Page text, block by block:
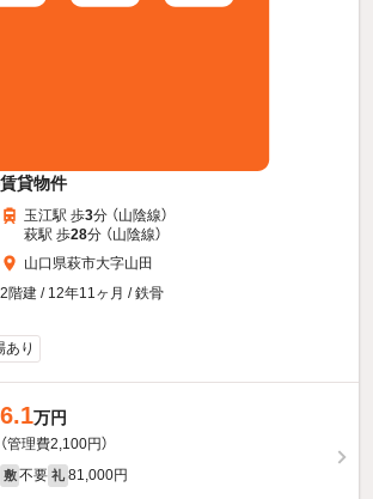
貸物件
玉江駅 歩3分 （山陰線）
萩駅 歩28分 （山陰線）
山口県萩市大字山田
2階建 / 12年11ヶ月 / 鉄骨
あり
6.1万円
（管理費2,100円）
敷 不要 礼 81,000円